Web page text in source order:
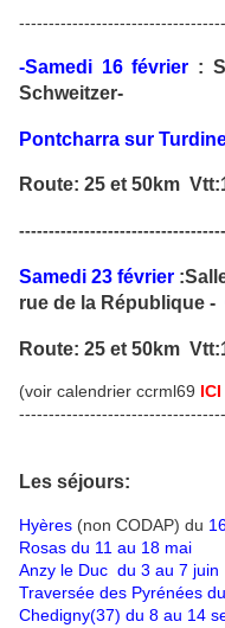
-Samedi 16 février :
Schweitzer-
Pontcharra sur
Route: 25 et 50km
Samedi 23 février
rue de la République -
Route: 25 et 50km
(voir calendrier ccrml69 ICI
Les séjours:
Hyères (non CODAP) du
Rosas du 11 au 18 mai
Anzy le Duc du 3 au 7 juin
Traversée des Pyrénées
Chedigny(37) du 8 au 14